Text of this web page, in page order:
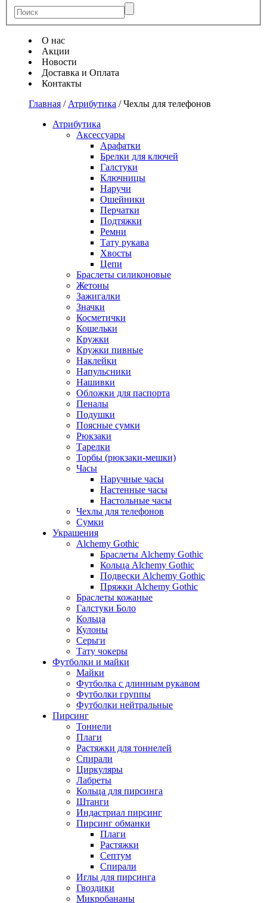
О нас
Акции
Новости
Доставка и Оплата
Контакты
Главная / Атрибутика /Чехлы для телефонов
Атрибутика
Аксессуары
Арафатки
Брелки для ключей
Галстуки
Ключницы
Наручи
Ошейники
Перчатки
Подтяжки
Ремни
Тату рукава
Хвосты
Цепи
Браслеты силиконовые
Жетоны
Зажигалки
Значки
Косметички
Кошельки
Кружки
Кружки пивные
Наклейки
Напульсники
Нашивки
Обложки для паспорта
Пеналы
Подушки
Поясные сумки
Рюкзаки
Тарелки
Торбы (рюкзаки-мешки)
Часы
Наручные часы
Настенные часы
Настольные часы
Чехлы для телефонов
Сумки
Украшения
Alchemy Gothic
Браслеты Alchemy Gothic
Кольца Alchemy Gothic
Подвески Alchemy Gothic
Пряжки Alchemy Gothic
Браслеты кожаные
Галстуки Боло
Кольца
Кулоны
Серьги
Тату чокеры
Футболки и майки
Майки
Футболка с длинным рукавом
Футболки группы
Футболки нейтральные
Пирсинг
Тоннели
Плаги
Растяжки для тоннелей
Спирали
Циркуляры
Лабреты
Кольца для пирсинга
Штанги
Индастриал пирсинг
Пирсинг обманки
Плаги
Растяжки
Септум
Спирали
Иглы для пирсинга
Гвоздики
Микробананы